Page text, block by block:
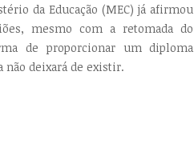
da Educação (MEC) já afirmou
mesmo com a retomada do
de proporcionar um diploma
não deixará de existir.